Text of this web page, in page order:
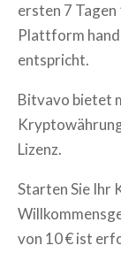
ersten 7 Tagen
Plattform
entspricht.
Bitvavo bietet
Lizenz.
Starten Sie Ihr
von 10 € ist